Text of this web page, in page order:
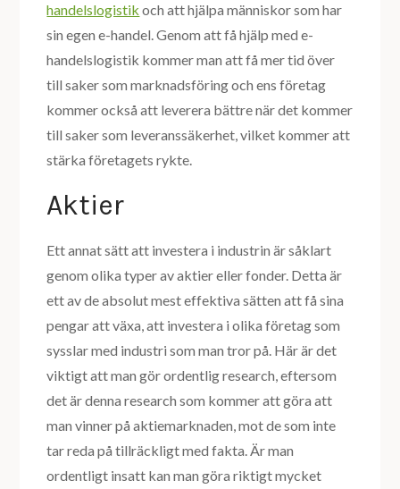
handelslogistik och att hjälpa människor som har
sin egen e-handel. Genom att få hjälp med e-
handelslogistik kommer man att få mer tid över
till saker som marknadsföring och ens företag
kommer också att leverera bättre när det kommer
till saker som leveranssäkerhet, vilket kommer att
stärka företagets rykte.
Aktier
Ett annat sätt att investera i industrin är såklart
genom olika typer av aktier eller fonder. Detta är
ett av de absolut mest effektiva sätten att få sina
pengar att växa, att investera i olika företag som
sysslar med industri som man tror på. Här är det
viktigt att man gör ordentlig research, eftersom
det är denna research som kommer att göra att
man vinner på aktiemarknaden, mot de som inte
tar reda på tillräckligt med fakta. Är man
ordentligt insatt kan man göra riktigt mycket